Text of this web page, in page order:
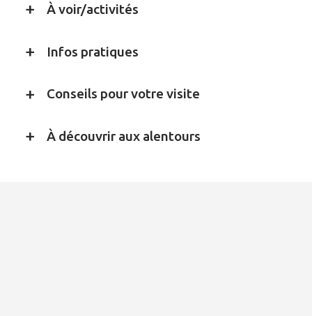
À voir/activités
Infos pratiques
Conseils pour votre visite
À découvrir aux alentours